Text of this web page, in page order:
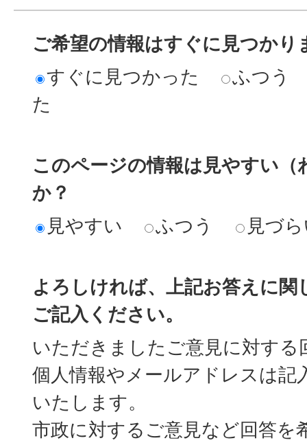
ご希望の情報はすぐに見つかり
すぐに見つかった
ふつう
た
このページの情報は見やすい
か？
見やすい
ふつう 見づ
よろしければ、上記お答えに関
ご記入ください。
いただきましたご意見に対する
個人情報やメールアドレスは記
いたします。
市政に対するご意見など回答を